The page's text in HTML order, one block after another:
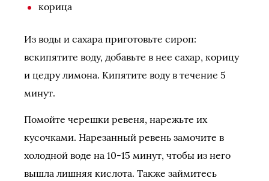
корица
Из воды и сахара приготовьте сироп:
вскипятите воду, добавьте в нее сахар, корицу
и цедру лимона. Кипятите воду в течение 5
минут.
Помойте черешки ревеня, нарежьте их
кусочками. Нарезанный ревень замочите в
холодной воде на 10-15 минут, чтобы из него
вышла лишняя кислота. Также займитесь